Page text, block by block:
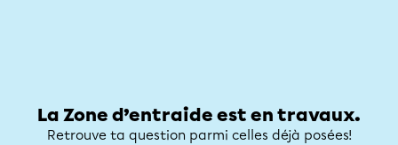
La Zone d’entraide est en travaux.
Retrouve ta question parmi celles déjà posées!